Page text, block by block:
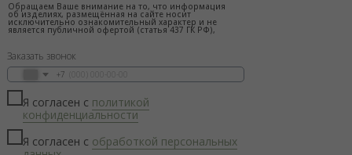
Заказать звонок
+7
Я согласен с политикой
конфиденциальности
Я согласен с обработкой персональных
Обращаем Ваше внимание на то, что информация
об изделиях, размещённая на сайте носит
исключительно ознакомительный характер и не
является публичной офертой (статья 437 ГК РФ),